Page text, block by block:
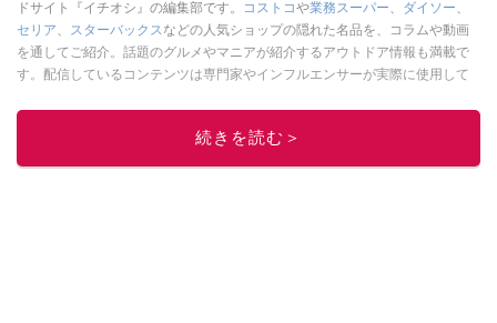
ドサイト『イチオシ』の編集部です。
コストコや業務スーパー、 ダイソー、
セリア、 スターバックスなどの人気ショップの隠れた名品を、コラムや動画
を通してご紹介。話題のグルメやマニアが紹介するアウトドア情報も満載で
す。配信しているコンテンツは専門家やインフルエンサーが実際に使用して
ニュースでフォロー
続きを読む＞